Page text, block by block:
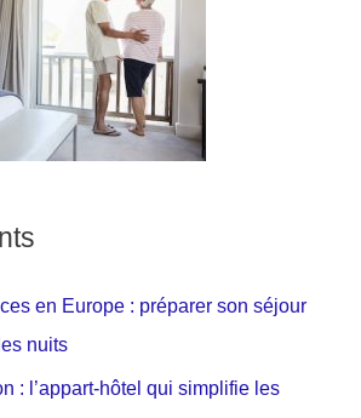
en Europe : préparer son séjour
nuits
: l’appart-hôtel qui simplifie les